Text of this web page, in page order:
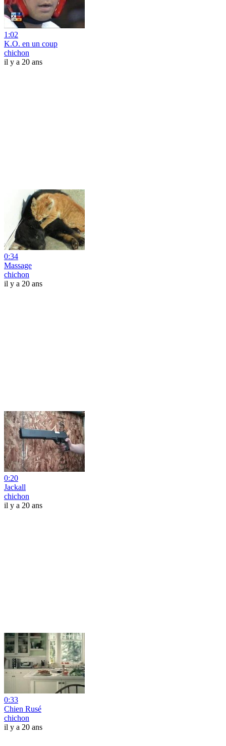
1:02
K.O. en un coup
chichon
il y a 20 ans
0:34
Massage
chichon
il y a 20 ans
0:20
Jackall
chichon
il y a 20 ans
0:33
Chien Rusé
chichon
il y a 20 ans